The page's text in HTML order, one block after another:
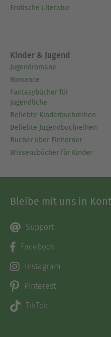
Erotische Literatur
Kinder & Jugend
Jugendromane
Romance
Fantasybücher für
Jugendliche
Beliebte Kinderbuchreihen
Beliebte Jugendbuchreihen
Bücher über Einhörner
Wissensbücher für Kinder
Bleibe mit uns in
Support
Facebook
Instagram
Pinterest
TikTok